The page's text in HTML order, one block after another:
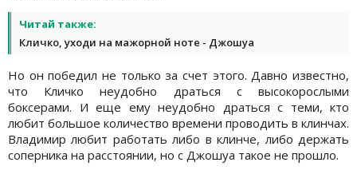
Читай также:
Кличко, уходи на мажорной ноте - Джошуа
Но он победил не только за счет этого. Давно известно,
что Кличко неудобно драться с высокорослыми
боксерами. И еще ему неудобно драться с теми, кто
любит большое количество времени проводить в клинчах.
Владимир любит работать либо в клинче, либо держать
соперника на расстоянии, но с Джошуа такое не прошло.